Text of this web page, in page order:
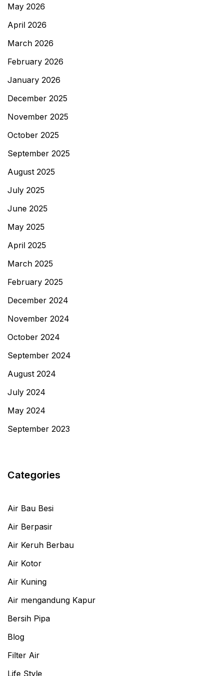
May 2026
April 2026
March 2026
February 2026
January 2026
December 2025
November 2025
October 2025
September 2025
August 2025
July 2025
June 2025
May 2025
April 2025
March 2025
February 2025
December 2024
November 2024
October 2024
September 2024
August 2024
July 2024
May 2024
September 2023
Categories
Air Bau Besi
Air Berpasir
Air Keruh Berbau
Air Kotor
Air Kuning
Air mengandung Kapur
Bersih Pipa
Blog
Filter Air
Life Style